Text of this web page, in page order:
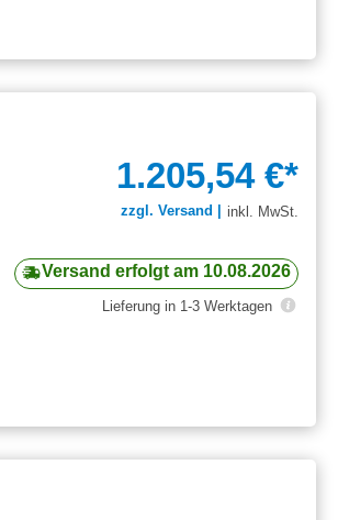
1.205,54 €*
zzgl. Versand | inkl. MwSt.
Versand erfolgt am 10.08.2026
Lieferung in 1-3 Werktagen